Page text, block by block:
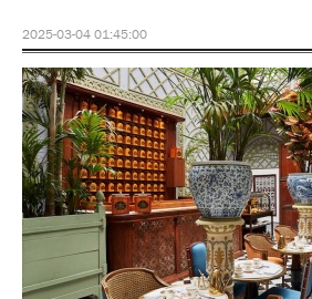
2025-03-04 01:45:00